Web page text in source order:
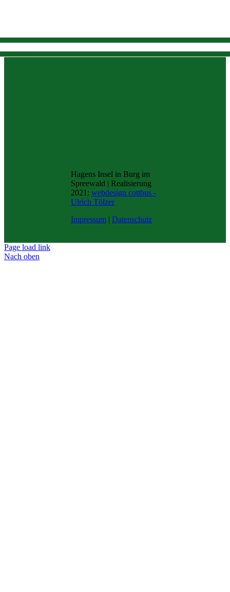
Hagens Insel in Burg im
Spreewald | Realisierung
2021: webdesign cottbus -
Ulrich Tölzer
Impressum | Datenschutz
Page load link
Nach oben